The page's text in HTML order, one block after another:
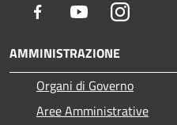
Facebook YoutubeInstagram
AMMINISTRAZIONE
Organi di Governo
Aree Amministrative